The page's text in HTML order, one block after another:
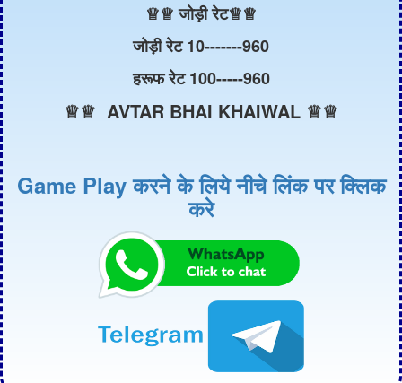
♕♕ जोड़ी रेट♕♕
जोड़ी रेट 10-------960
हरूफ रेट 100-----960
♕♕ AVTAR BHAI KHAIWAL ♕♕
Game Play करने के लिये नीचे लिंक पर क्लिक
करे